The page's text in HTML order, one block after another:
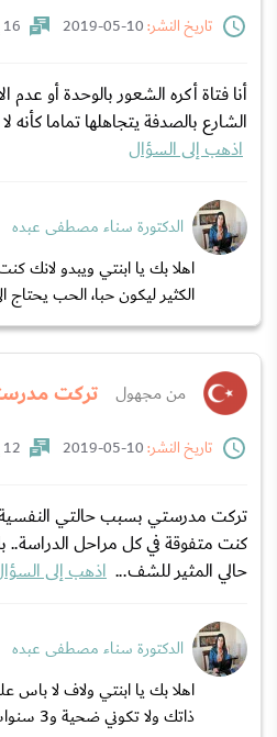
تاريخ النشر:
16 إجابات
أنا فتاة أكره الشعور بالوحدة أو
الشارع بالصدفة يتجاهلها تماما كأنه
اذهب إلى السؤال
الدكتورة سناء مصطفى عبده
اهلا بك يا ابنتي ويبدو لانك
الكثير ليكون حبا، الحب
من مجهول تركت
تاريخ النشر:
12 إجابات
تركت مدرستي بسبب حالتي النفسية..
كنت متفوقة في كل مراحل الدراسة..
حالي المثير للشف... اذهب إلى
الدكتورة سناء مصطفى عبده
اهلا بك يا ابنتي ولاف لا
ذاتك ولا تكوني ضحية و3 سنوات مرت وكنت تتشافين فيها وكيف تقو...